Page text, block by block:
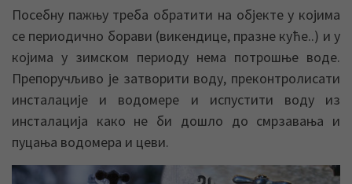
Посебну пажњу треба обратити на објекте у којима
се периодично борави (викендице, празне куће..) и у
којима у зимском периоду нема потрошње воде.
Препоручљиво је затворити воду, преконтролисати
инсталације и водомере и испустити воду из
инсталација како не би дошло до смрзавања и
пуцања водомера и цеви.